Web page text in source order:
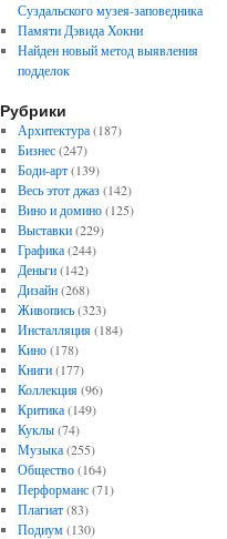
Суздальского музея-заповедника
Памяти Дэвида Хокни
Найден новый метод выявления
подделок
Рубрики
Архитектура(187)
Бизнес(247)
Боди-арт(139)
Весь этот джаз(142)
Вино и домино(125)
Выставки(229)
Графика(244)
Деньги(142)
Дизайн(268)
Живопись(323)
Инсталляция(184)
Кино(178)
Книги(177)
Коллекция(96)
Критика(149)
Куклы(74)
Музыка(255)
Общество(164)
Перформанс(71)
Плагиат(83)
Подиум(130)